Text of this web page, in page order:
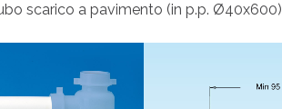
scarico a pavimento (in p.p. Ø40x600)